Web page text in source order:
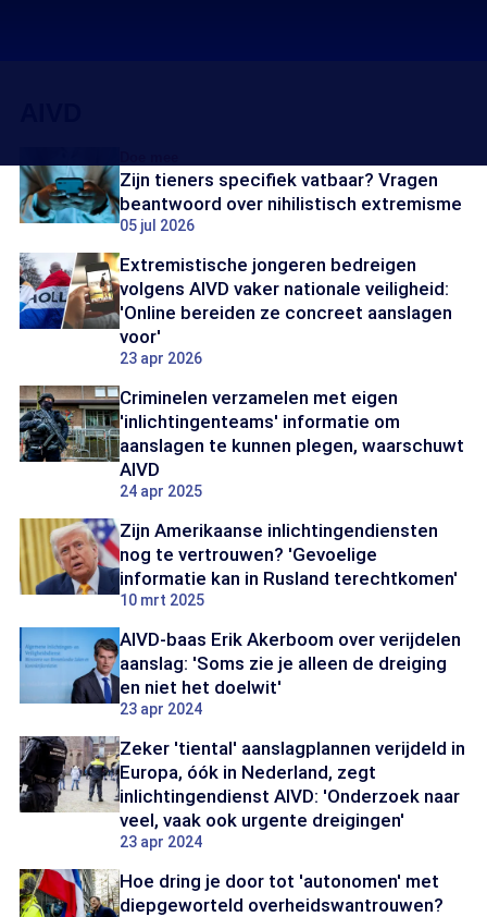
Zijn tieners specifiek vatbaar? Vragen
beantwoord over nihilistisch extremisme
05 jul 2026
Extremistische jongeren bedreigen
volgens AIVD vaker nationale veiligheid:
'Online bereiden ze concreet aanslagen
voor'
23 apr 2026
Criminelen verzamelen met eigen
'inlichtingenteams' informatie om
aanslagen te kunnen plegen, waarschuwt
AIVD
24 apr 2025
Zijn Amerikaanse inlichtingendiensten
nog te vertrouwen? 'Gevoelige
informatie kan in Rusland terechtkomen'
10 mrt 2025
AIVD-baas Erik Akerboom over verijdelen
aanslag: 'Soms zie je alleen de dreiging
en niet het doelwit'
23 apr 2024
Zeker 'tiental' aanslagplannen verijdeld in
Europa, óók in Nederland, zegt
inlichtingendienst AIVD: 'Onderzoek naar
veel, vaak ook urgente dreigingen'
23 apr 2024
Hoe dring je door tot 'autonomen' met
diepgeworteld overheidswantrouwen?